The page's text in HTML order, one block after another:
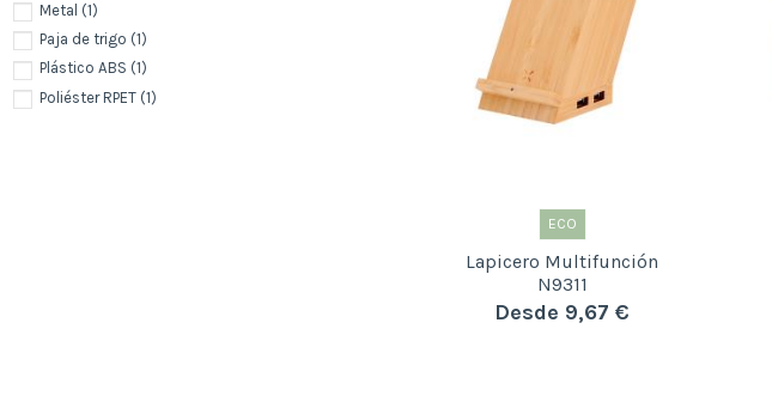
ECO
Lapicero Multifunción
N9311
Desde 9,67 €
Metal (1)
Paja de trigo (1)
Plástico ABS (1)
Poliéster RPET (1)